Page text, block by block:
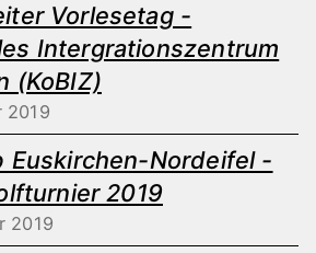
Vorlesetag -
Intergrationszentrum
(KoBIZ)
2019
Euskirchen-Nordeifel -
2019
2019